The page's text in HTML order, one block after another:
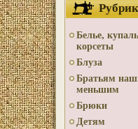
Белье,
корсеты
Блуза
Братьям
меньшим
Брюки
Детям